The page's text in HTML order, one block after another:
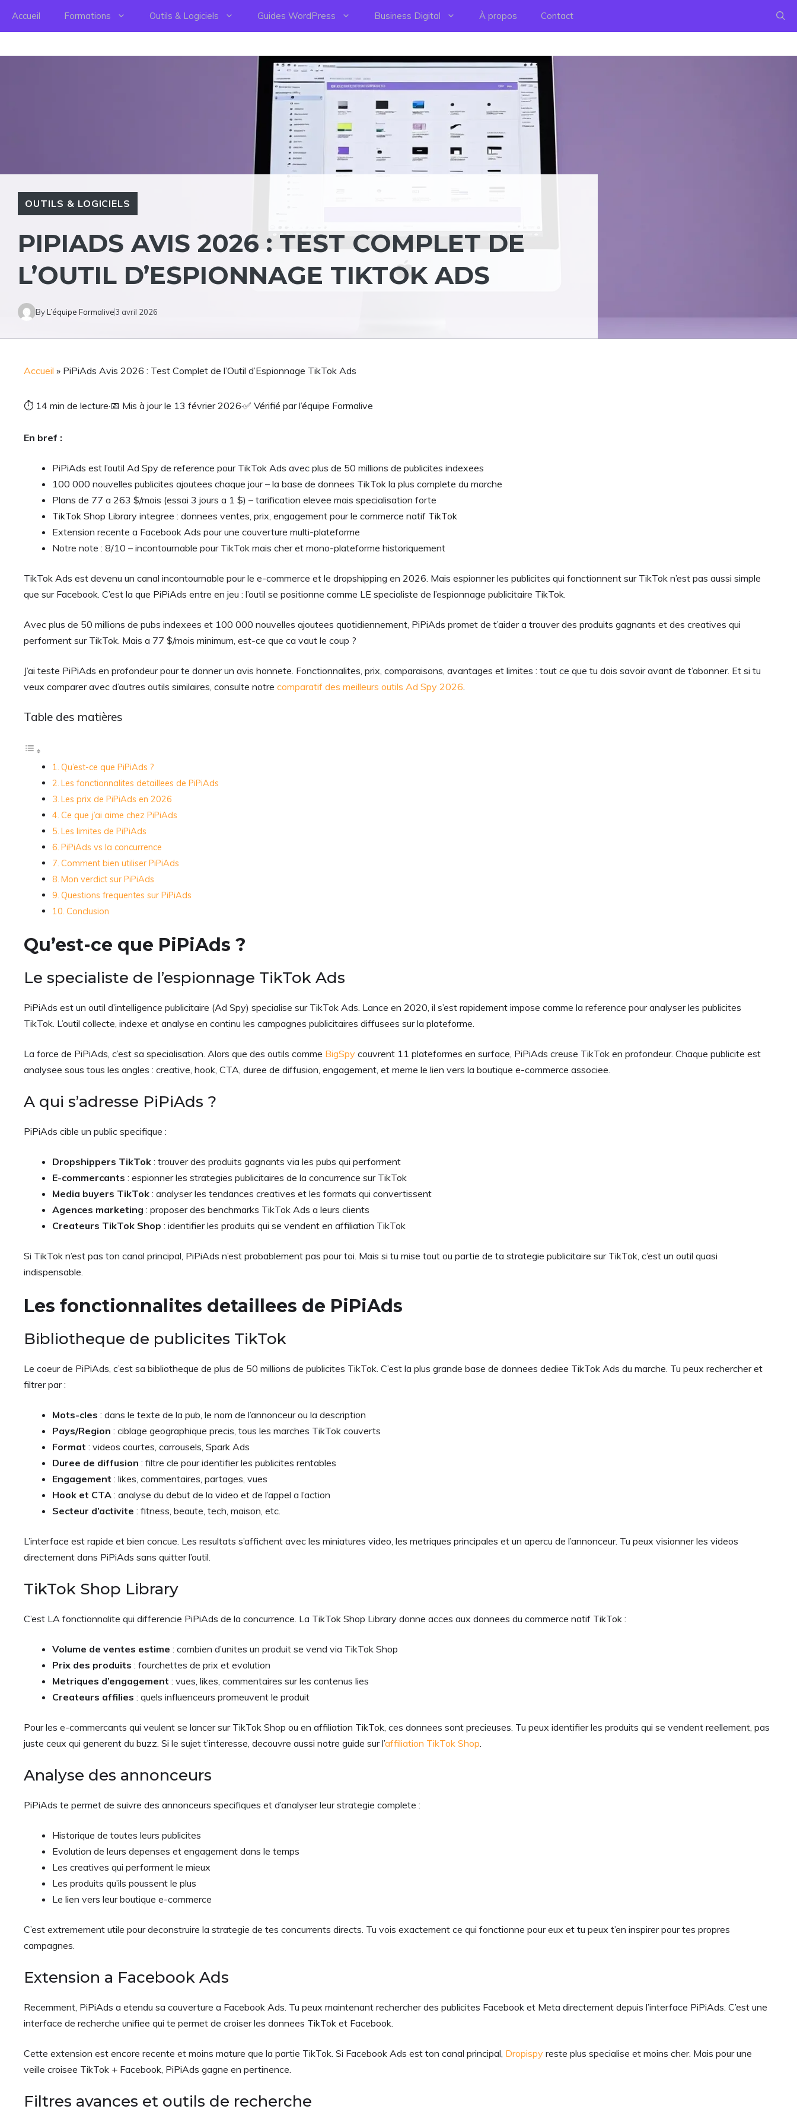
Accueil Formations Outils & Logiciels Guides WordPress Business Digital À propos Contact
OUTILS & LOGICIELS
PIPIADS AVIS 2026 : TEST COMPLET DE
L’OUTIL D’ESPIONNAGE TIKTOK ADS
ByL’équipe Formalive3 avril 2026
Accueil » PiPiAds Avis 2026 : Test Complet de l’Outil d’Espionnage TikTok Ads
⏱ 14 min de lecture·📅 Mis à jour le 13 février 2026·✅ Vérifié par l’équipe Formalive
En bref :
PiPiAds est l’outil Ad Spy de reference pour TikTok Ads avec plus de 50 millions de publicites indexees
100 000 nouvelles publicites ajoutees chaque jour – la base de donnees TikTok la plus complete du marche
Plans de 77 a 263 $/mois (essai 3 jours a 1 $) – tarification elevee mais specialisation forte
TikTok Shop Library integree : donnees ventes, prix, engagement pour le commerce natif TikTok
Extension recente a Facebook Ads pour une couverture multi-plateforme
Notre note : 8/10 – incontournable pour TikTok mais cher et mono-plateforme historiquement
TikTok Ads est devenu un canal incontournable pour le e-commerce et le dropshipping en 2026. Mais espionner les publicites qui fonctionnent sur TikTok n’est pas aussi simple
que sur Facebook. C’est la que PiPiAds entre en jeu : l’outil se positionne comme LE specialiste de l’espionnage publicitaire TikTok.
Avec plus de 50 millions de pubs indexees et 100 000 nouvelles ajoutees quotidiennement, PiPiAds promet de t’aider a trouver des produits gagnants et des creatives qui
performent sur TikTok. Mais a 77 $/mois minimum, est-ce que ca vaut le coup ?
J’ai teste PiPiAds en profondeur pour te donner un avis honnete. Fonctionnalites, prix, comparaisons, avantages et limites : tout ce que tu dois savoir avant de t’abonner. Et si tu
veux comparer avec d’autres outils similaires, consulte notre comparatif des meilleurs outils Ad Spy 2026.
Table des matières
Qu’est-ce que PiPiAds ?
Les fonctionnalites detaillees de PiPiAds
Les prix de PiPiAds en 2026
Ce que j’ai aime chez PiPiAds
Les limites de PiPiAds
PiPiAds vs la concurrence
Comment bien utiliser PiPiAds
Mon verdict sur PiPiAds
Questions frequentes sur PiPiAds
Conclusion
Qu’est-ce que PiPiAds ?
Le specialiste de l’espionnage TikTok Ads
PiPiAds est un outil d’intelligence publicitaire (Ad Spy) specialise sur TikTok Ads. Lance en 2020, il s’est rapidement impose comme la reference pour analyser les publicites
TikTok. L’outil collecte, indexe et analyse en continu les campagnes publicitaires diffusees sur la plateforme.
La force de PiPiAds, c’est sa specialisation. Alors que des outils comme BigSpy couvrent 11 plateformes en surface, PiPiAds creuse TikTok en profondeur. Chaque publicite est
analysee sous tous les angles : creative, hook, CTA, duree de diffusion, engagement, et meme le lien vers la boutique e-commerce associee.
A qui s’adresse PiPiAds ?
PiPiAds cible un public specifique :
Dropshippers TikTok : trouver des produits gagnants via les pubs qui performent
E-commercants : espionner les strategies publicitaires de la concurrence sur TikTok
Media buyers TikTok : analyser les tendances creatives et les formats qui convertissent
Agences marketing : proposer des benchmarks TikTok Ads a leurs clients
Createurs TikTok Shop : identifier les produits qui se vendent en affiliation TikTok
Si TikTok n’est pas ton canal principal, PiPiAds n’est probablement pas pour toi. Mais si tu mise tout ou partie de ta strategie publicitaire sur TikTok, c’est un outil quasi
indispensable.
Les fonctionnalites detaillees de PiPiAds
Bibliotheque de publicites TikTok
Le coeur de PiPiAds, c’est sa bibliotheque de plus de 50 millions de publicites TikTok. C’est la plus grande base de donnees dediee TikTok Ads du marche. Tu peux rechercher et
filtrer par :
Mots-cles : dans le texte de la pub, le nom de l’annonceur ou la description
Pays/Region : ciblage geographique precis, tous les marches TikTok couverts
Format : videos courtes, carrousels, Spark Ads
Duree de diffusion : filtre cle pour identifier les publicites rentables
Engagement : likes, commentaires, partages, vues
Hook et CTA : analyse du debut de la video et de l’appel a l’action
Secteur d’activite : fitness, beaute, tech, maison, etc.
L’interface est rapide et bien concue. Les resultats s’affichent avec les miniatures video, les metriques principales et un apercu de l’annonceur. Tu peux visionner les videos
directement dans PiPiAds sans quitter l’outil.
TikTok Shop Library
C’est LA fonctionnalite qui differencie PiPiAds de la concurrence. La TikTok Shop Library donne acces aux donnees du commerce natif TikTok :
Volume de ventes estime : combien d’unites un produit se vend via TikTok Shop
Prix des produits : fourchettes de prix et evolution
Metriques d’engagement : vues, likes, commentaires sur les contenus lies
Createurs affilies : quels influenceurs promeuvent le produit
Pour les e-commercants qui veulent se lancer sur TikTok Shop ou en affiliation TikTok, ces donnees sont precieuses. Tu peux identifier les produits qui se vendent reellement, pas
juste ceux qui generent du buzz. Si le sujet t’interesse, decouvre aussi notre guide sur l’affiliation TikTok Shop
Analyse des annonceurs
PiPiAds te permet de suivre des annonceurs specifiques et d’analyser leur strategie complete :
Historique de toutes leurs publicites
Evolution de leurs depenses et engagement dans le temps
Les creatives qui performent le mieux
Les produits qu’ils poussent le plus
Le lien vers leur boutique e-commerce
C’est extremement utile pour deconstruire la strategie de tes concurrents directs. Tu vois exactement ce qui fonctionne pour eux et tu peux t’en inspirer pour tes propres
campagnes.
Extension a Facebook Ads
Recemment, PiPiAds a etendu sa couverture a Facebook Ads. Tu peux maintenant rechercher des publicites Facebook et Meta directement depuis l’interface PiPiAds. C’est une
interface de recherche unifiee qui te permet de croiser les donnees TikTok et Facebook.
Cette extension est encore recente et moins mature que la partie TikTok. Si Facebook Ads est ton canal principal, Dropispy reste plus specialise et moins cher. Mais pour une
veille croisee TikTok + Facebook, PiPiAds gagne en pertinence.
Filtres avances et outils de recherche